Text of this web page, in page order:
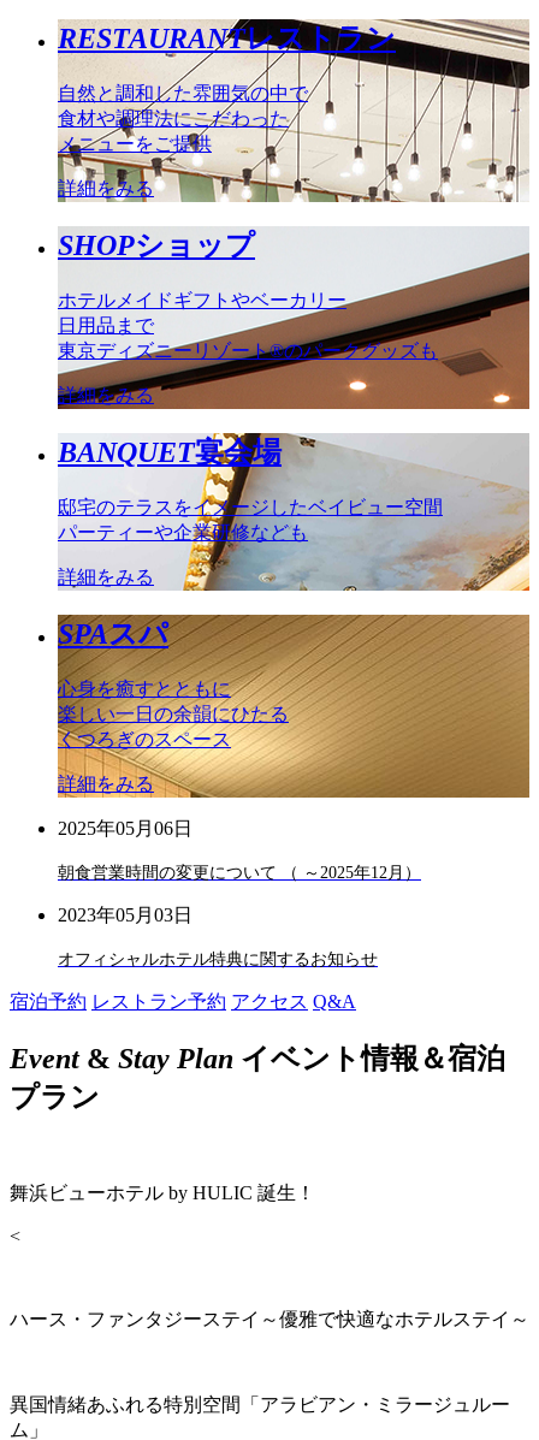
RESTAURANTレストラン
自然と調和した雰囲気の中で
食材や調理法にこだわった
メニューをご提供
詳細をみる
SHOPショップ
ホテルメイドギフトやベーカリー
日用品まで
東京ディズニーリゾート®のパークグッズも
詳細をみる
BANQUET宴会場
邸宅のテラスをイメージしたベイビュー空間
パーティーや企業研修なども
詳細をみる
SPAスパ
心身を癒すとともに
楽しい一日の余韻にひたる
くつろぎのスペース
詳細をみる
2025年05月06日
朝食営業時間の変更について （ ～2025年12月）
2023年05月03日
オフィシャルホテル特典に関するお知らせ
宿泊予約 レストラン予約 アクセス Q&A
Event& Stay Plan イベント情報＆宿泊
プラン
舞浜ビューホテル by HULIC 誕生！
<
ハース・ファンタジーステイ～優雅で快適なホテルステイ～
異国情緒あふれる特別空間「アラビアン・ミラージュルー
ム」